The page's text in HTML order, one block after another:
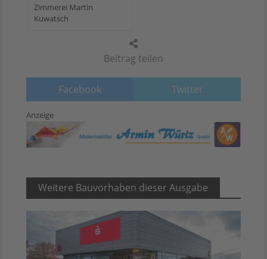
Beitrag teilen
Facebook Twitter
Zimmerei Martin
Kuwatsch
Anzeige
Weitere Bauvorhaben dieser Ausgabe